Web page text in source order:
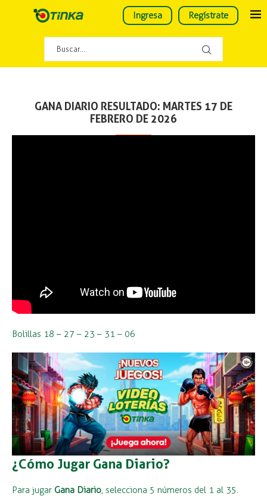
Ingresa Regístrate
GANA DIARIO RESULTADO: MARTES 17 DE
FEBRERO DE 2026
Bolillas 18 – 27 – 23 – 31 – 06
¿Cómo Jugar Gana Diario?
Para jugar Gana Diario, selecciona 5 números del 1 al 35.